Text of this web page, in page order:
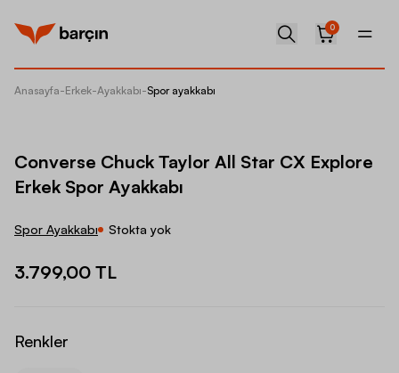
0
Anasayfa-Erkek-Ayakkabı-Spor ayakkabı
Converse Chuck Taylor All Star CX Explore
Erkek Spor Ayakkabı
Spor Ayakkabı Stokta yok
3.799,00 TL
Renkler